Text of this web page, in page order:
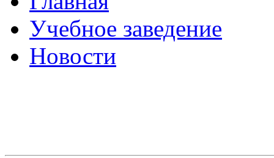
Учебное заведение
Новости